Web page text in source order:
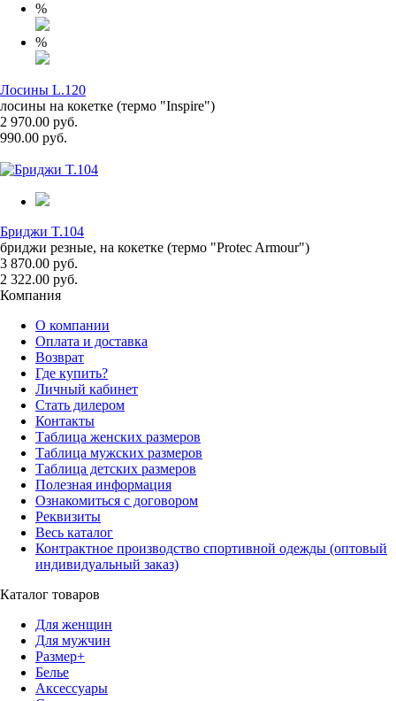
%
%
Лосины L.120
лосины на кокетке (термо "Inspire")
2 970.00 руб.
990.00 руб.
Бриджи T.104
бриджи резные, на кокетке (термо "Protec Armour")
3 870.00 руб.
2 322.00 руб.
Компания
О компании
Оплата и доставка
Возврат
Где купить?
Личный кабинет
Стать дилером
Контакты
Таблица женских размеров
Таблица мужских размеров
Таблица детских размеров
Полезная информация
Ознакомиться с договором
Реквизиты
Весь каталог
Контрактное производство спортивной одежды (оптовый
индивидуальный заказ)
Каталог товаров
Для женщин
Для мужчин
Размер+
Белье
Аксессуары